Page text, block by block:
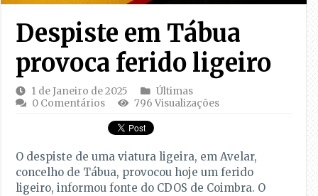
Despiste em Tábua
provoca ferido ligeiro
1 de Janeiro de 2025
Últimas
0 Comentários
796 Visualizações
O despiste de uma viatura ligeira, em Avelar,
concelho de Tábua, provocou hoje um ferido
ligeiro, informou fonte do CDOS de Coimbra. O